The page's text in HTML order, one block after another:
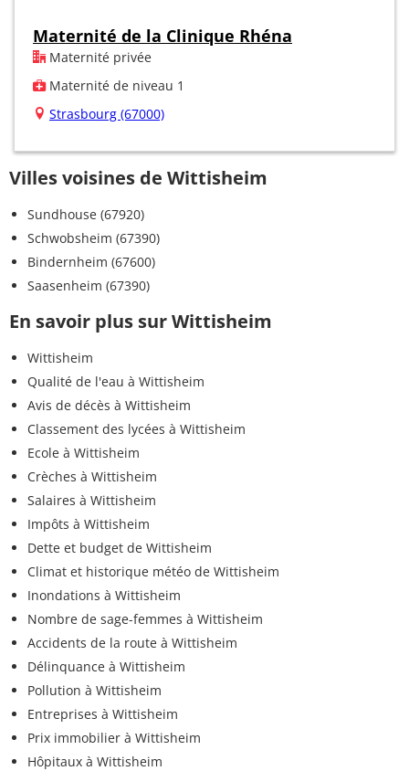
Maternité de la Clinique Rhéna
Maternité privée
Maternité de niveau 1
Strasbourg (67000)
Villes voisines de Wittisheim
Sundhouse (67920)
Schwobsheim (67390)
Bindernheim (67600)
Saasenheim (67390)
En savoir plus sur Wittisheim
Wittisheim
Qualité de l'eau à Wittisheim
Avis de décès à Wittisheim
Classement des lycées à Wittisheim
Ecole à Wittisheim
Crèches à Wittisheim
Salaires à Wittisheim
Impôts à Wittisheim
Dette et budget de Wittisheim
Climat et historique météo de Wittisheim
Inondations à Wittisheim
Nombre de sage-femmes à Wittisheim
Accidents de la route à Wittisheim
Délinquance à Wittisheim
Pollution à Wittisheim
Entreprises à Wittisheim
Prix immobilier à Wittisheim
Hôpitaux à Wittisheim